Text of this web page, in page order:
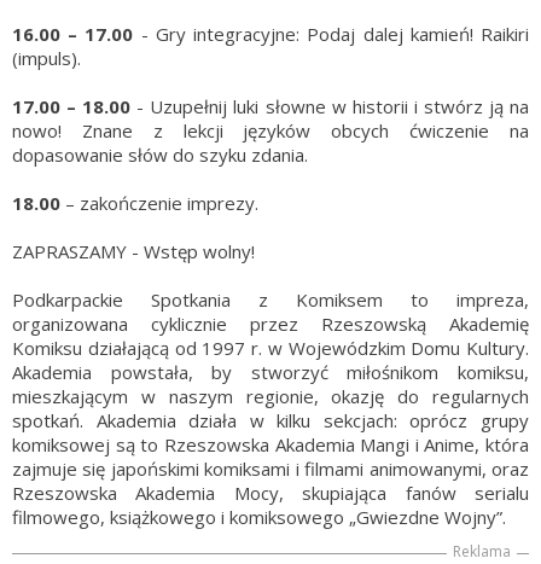
16.00 – 17.00 - Gry integracyjne: Podaj dalej kamień! Raikiri
(impuls).
17.00 – 18.00 - Uzupełnij luki słowne w historii i stwórz ją na
nowo! Znane z lekcji języków obcych ćwiczenie na
dopasowanie słów do szyku zdania.
18.00 – zakończenie imprezy.
ZAPRASZAMY - Wstęp wolny!
Podkarpackie Spotkania z Komiksem to impreza,
organizowana cyklicznie przez Rzeszowską Akademię
Komiksu działającą od 1997 r. w Wojewódzkim Domu Kultury.
Akademia powstała, by stworzyć miłośnikom komiksu,
mieszkającym w naszym regionie, okazję do regularnych
spotkań. Akademia działa w kilku sekcjach: oprócz grupy
komiksowej są to Rzeszowska Akademia Mangi i Anime, która
zajmuje się japońskimi komiksami i filmami animowanymi, oraz
Rzeszowska Akademia Mocy, skupiająca fanów serialu
filmowego, książkowego i komiksowego „Gwiezdne Wojny”.
Reklama